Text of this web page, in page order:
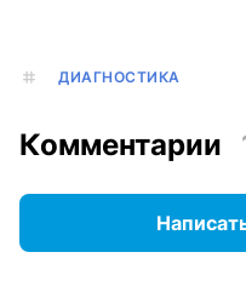
ДИАГНОСТИКА
Комментарии